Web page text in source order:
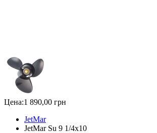
Цена:1 890,00 грн
JetMar
JetMar Su 9 1/4x10